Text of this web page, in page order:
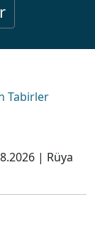
Tabirler
| Rüya